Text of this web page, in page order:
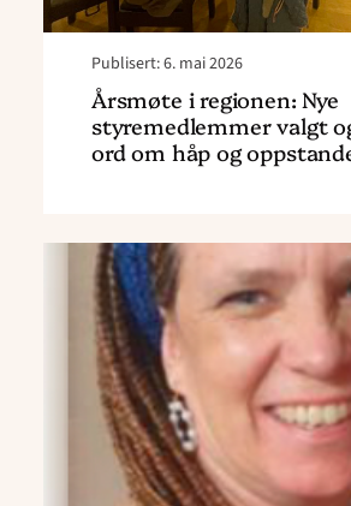
Publisert: 6. mai 2026
Årsmøte i regionen: Nye
styremedlemmer valgt
ord om håp og
om
håp
Read
article
april"